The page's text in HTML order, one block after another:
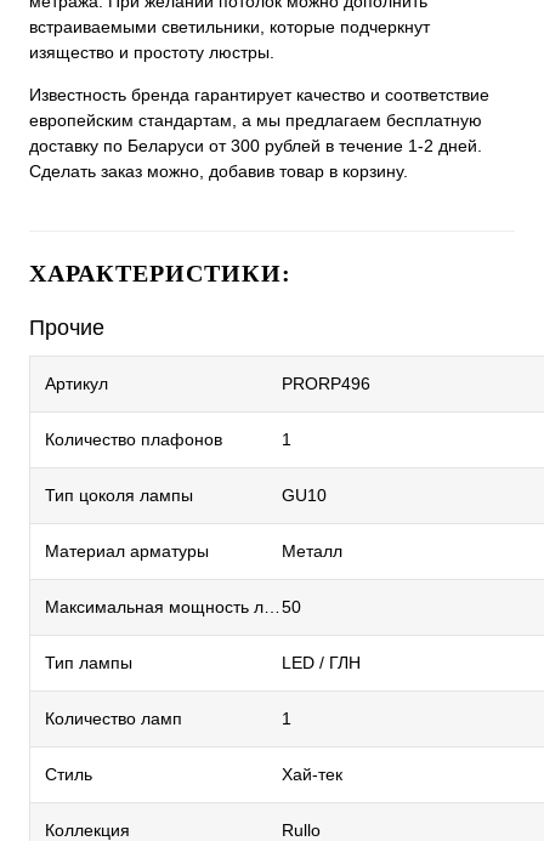
встраиваемыми светильники, которые подчеркнут
изящество и простоту люстры.
Известность бренда гарантирует качество и соответствие
европейским стандартам, а мы предлагаем бесплатную
доставку по Беларуси от 300 рублей в течение 1-2 дней.
Сделать заказ можно, добавив товар в корзину.
ХАРАКТЕРИСТИКИ:
Прочие
Артикул PRORP496
Количество плафонов 1
Тип цоколя лампы GU10
Материал арматуры Металл
50
Тип лампы LED / ГЛН
Количество ламп 1
Стиль Хай-тек
Коллекция Rullo